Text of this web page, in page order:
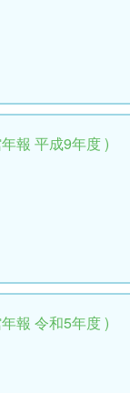
報 平成9年度 )
報 令和5年度 )